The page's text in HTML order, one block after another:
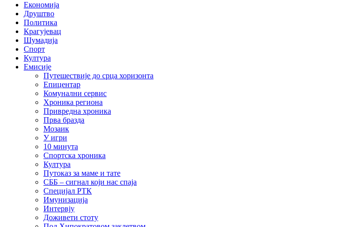
Економија
Друштво
Политика
Крагујевац
Шумадија
Спорт
Култура
Емисије
Путешествије до срца хоризонта
Епицентар
Комунални сервис
Хроника региона
Привредна хроника
Прва бразда
Мозаик
У игри
10 минута
Спортска хроника
Култура
Путоказ за маме и тате
СББ – сигнал који нас спаја
Специјал РТК
Имунизација
Интервју
Доживети стоту